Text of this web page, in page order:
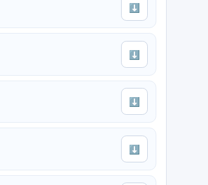
⬇
⬇
⬇
⬇